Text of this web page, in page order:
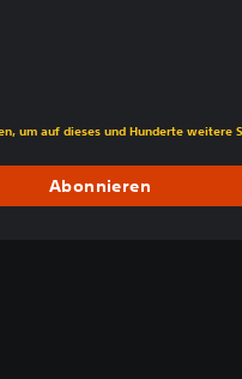
gegenüber dem
um auf dieses und Hunderte weitere
Abonnieren